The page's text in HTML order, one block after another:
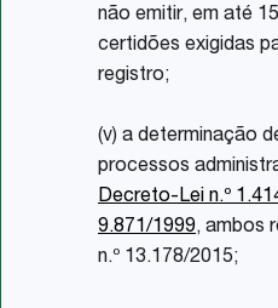
não emitir, em até
certidões exigidas
registro;
(v) a determinação
processos
Decreto-Lei n.º
9.871/1999, ambos
n.º 13.178/2015;